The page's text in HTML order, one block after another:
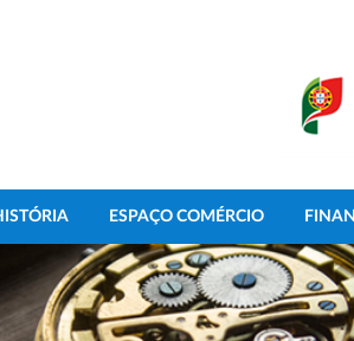
ESPAÇO COMÉRCIO